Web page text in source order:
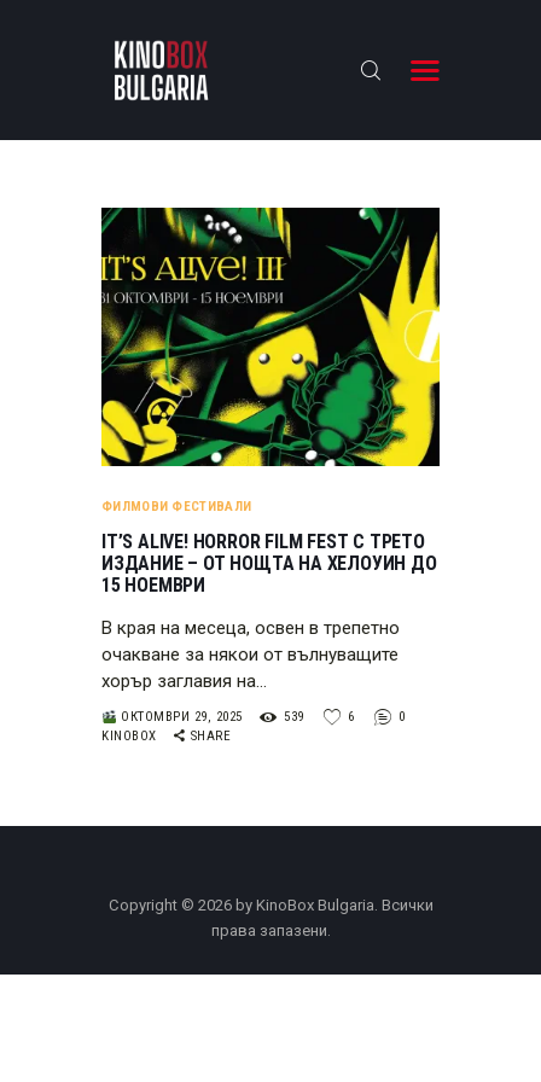
KINOBOX BULGARIA
АНАЛИЗИ
БАХТИ НАГРАДИТЕ
ИНТЕРВЮТА
ЗА НАС
ФИЛМОВИ ФЕСТИВАЛИ
IT’S ALIVE! HORROR FILM FEST С ТРЕТО
ИЗДАНИЕ – ОТ НОЩТА НА ХЕЛОУИН ДО
15 НОЕМВРИ
В края на месеца, освен в трепетно
очакване за някои от вълнуващите
хорър заглавия на…
ОКТОМВРИ 29, 2025 539 6
0
KINOBOX
SHARE
Copyright © 2026 by KinoBox Bulgaria. Всички
права запазени.